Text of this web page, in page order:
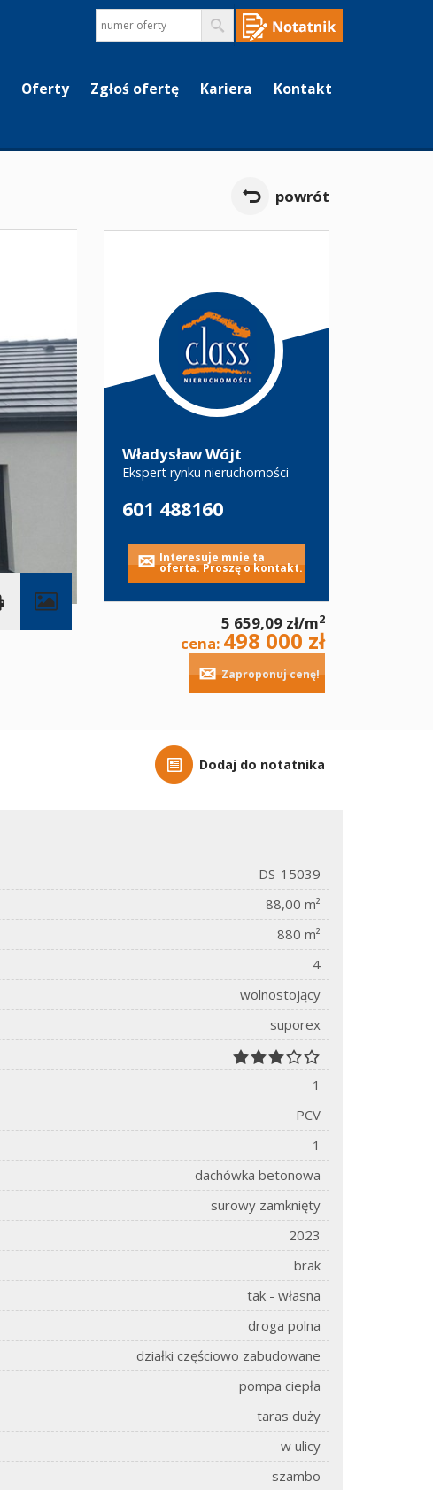
Oferty Zgłoś ofertę Kariera Kontakt
powrót
Władysław Wójt
Ekspert rynku nieruchomości
601 488160
Interesuje mnie ta
oferta. Proszę o kontakt.
5 659,09 zł/m2
cena: 498 000 zł
Zaproponuj cenę!
Dodaj do notatnika
DS-15039
88,00 m²
880 m²
4
wolnostojący
suporex
1
PCV
1
dachówka betonowa
surowy zamknięty
2023
brak
tak - własna
droga polna
działki częściowo zabudowane
pompa ciepła
taras duży
w ulicy
szambo